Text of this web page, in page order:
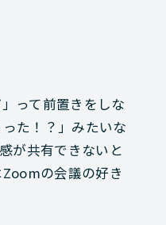
って前置きをしな
た！？」みたいな
が共有できないと
の会議の好き